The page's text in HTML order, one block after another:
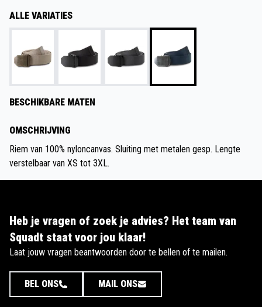
ALLE VARIATIES
BESCHIKBARE MATEN
OMSCHRIJVING
Riem van 100% nyloncanvas. Sluiting met metalen gesp. Lengte
verstelbaar van XS tot 3XL.
Heb je vragen of zoek je advies? Het team van
Squadt staat voor jou klaar!
Laat jouw vragen beantwoorden door te bellen of te mailen.
BEL ONS MAIL ONS